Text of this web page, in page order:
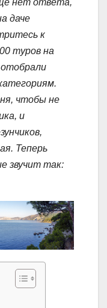
нет ответа,
даче
к
туров на
чтобы не
и
Теперь
звучит так: